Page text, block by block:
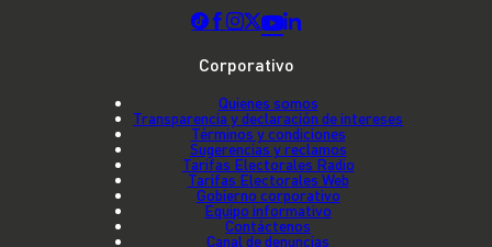
Corporativo
Quienes somos
Transparencia y declaración de intereses
Términos y condiciones
Sugerencias y reclamos
Tarifas Electorales Radio
Tarifas Electorales Web
Gobierno corporativo
Equipo informativo
Contáctenos
Canal de denuncias